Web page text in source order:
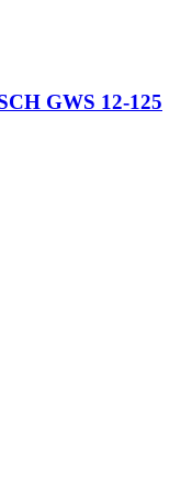
GWS 12-125